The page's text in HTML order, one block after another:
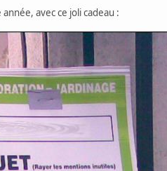
avec ce joli cadeau :